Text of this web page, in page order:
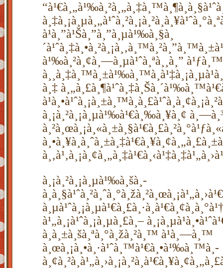
à¹à¸”à¹Šà¸”à¸”à¸µà¹‰à¸§à¸
à¹‰à¸²à¸¢à¸—à¸µà¹ˆà¸ªà¸¸à¸”
à¸‡
à¸¡à¸²à¸¡à¸µà¹‰à¹€à¸‰à¸¥à¸¢
à¸¡à¸²à¸¡à¸µà¹‰à¸šà¸­
à¹„à¸¡à¹ˆà¸¡à¸µà¸£à¸–
à¸à¸±à¸šà¸ªà¸°à¸žà¸²à¸™ à¹à¸—à¸™
à¸œà¸¡à¸•à¸·à¹ˆà¸™à¹€à¸•à¹‰à¸™à¸­